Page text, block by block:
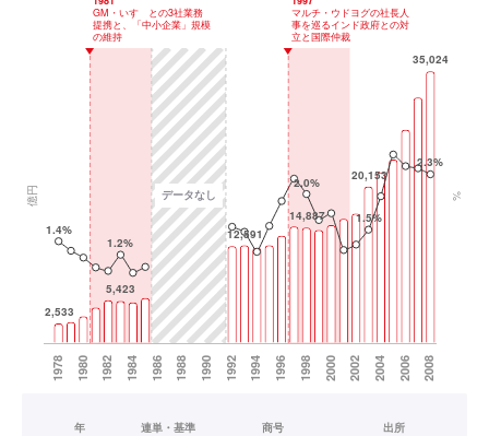
年 連単・基準 商号 出所